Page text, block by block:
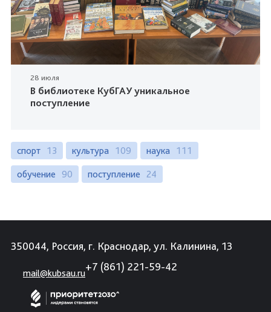
28 июля
В библиотеке КубГАУ уникальное
поступление
спорт 13 культура 109 наука 111
обучение 90 поступление 24
350044, Россия, г. Краснодар, ул. Калинина, 13
mail@kubsau.ru
+7 (861) 221-59-42